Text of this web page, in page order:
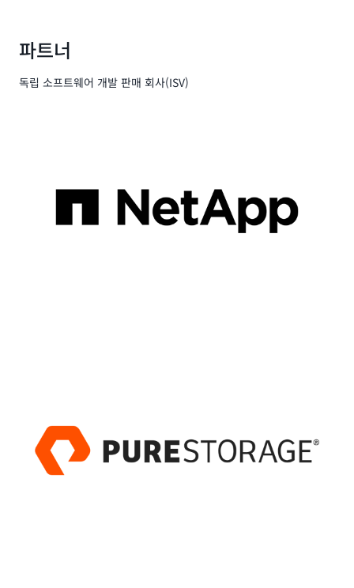
파트너
독립 소프트웨어 개발 판매 회사(ISV)